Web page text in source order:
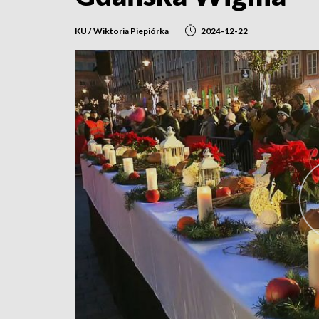
KU / Wiktoria Piepiórka 2024-12-22